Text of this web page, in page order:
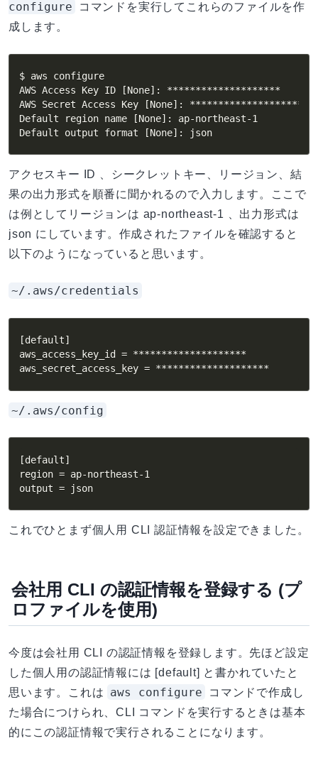
configure
コマンドを実行してこれらのファイルを作
成します。
$ aws configure
AWS Access Key ID [None]: ********************
AWS Secret Access Key [None]: ********************
Default region name [None]: ap-northeast-1
Default output format [None]: json
アクセスキー ID 、シークレットキー、リージョン、結
果の出力形式を順番に聞かれるので入力します。ここで
は例としてリージョンは ap-northeast-1 、出力形式は
json にしています。作成されたファイルを確認すると
以下のようになっていると思います。
~/.aws/credentials
[default]
aws_access_key_id = ********************
aws_secret_access_key = ********************
~/.aws/config
[default]
region = ap-northeast-1
output = json
これでひとまず個人用 CLI 認証情報を設定できました。
会社用 CLI の認証情報を登録する (プ
ロファイルを使用)
今度は会社用 CLI の認証情報を登録します。先ほど設定
した個人用の認証情報には [default] と書かれていたと
思います。これは
aws configure
コマンドで作成し
た場合につけられ、CLI コマンドを実行するときは基本
的にこの認証情報で実行されることになります。